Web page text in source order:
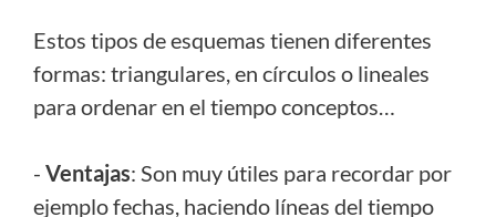
Estos tipos de esquemas tienen diferentes
formas: triangulares, en círculos o lineales
para ordenar en el tiempo conceptos…
- Ventajas: Son muy útiles para recordar por
ejemplo fechas, haciendo líneas del tiempo